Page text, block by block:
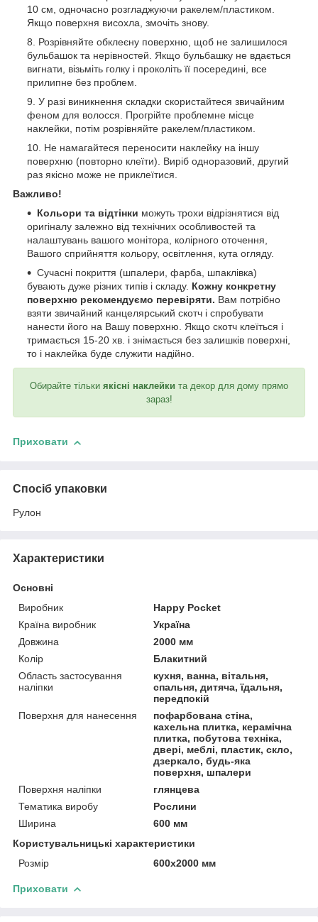
10 см, одночасно розгладжуючи ракелем/пластиком.
Якщо поверхня висохла, змочіть знову.
Розрівняйте обклеєну поверхню, щоб не залишилося
бульбашок та нерівностей. Якщо бульбашку не вдається
вигнати, візьміть голку і проколіть її посередині, все
прилипне без проблем.
У разі виникнення складки скористайтеся звичайним
феном для волосся. Прогрійте проблемне місце
наклейки, потім розрівняйте ракелем/пластиком.
Не намагайтеся переносити наклейку на іншу
поверхню (повторно клеїти). Виріб одноразовий, другий
раз якісно може не приклеїтися.
Важливо!
Кольори та відтінки можуть трохи відрізнятися від
оригіналу залежно від технічних особливостей та
налаштувань вашого монітора, колірного оточення,
Вашого сприйняття кольору, освітлення, кута огляду.
Сучасні покриття (шпалери, фарба, шпаклівка)
бувають дуже різних типів і складу. Кожну конкретну
поверхню рекомендуємо перевіряти. Вам потрібно
взяти звичайний канцелярський скотч і спробувати
нанести його на Вашу поверхню. Якщо скотч клеїться і
тримається 15-20 хв. і знімається без залишків поверхні,
то і наклейка буде служити надійно.
Обирайте тільки якісні наклейки та декор для дому прямо
зараз!
Приховати
Спосіб упаковки
Рулон
Характеристики
Основні
Виробник
Happy Pocket
Країна виробник
Україна
Довжина
2000 мм
Колір
Блакитний
Область застосування
наліпки
кухня, ванна, вітальня,
спальня, дитяча, їдальня,
передпокій
Поверхня для нанесення
пофарбована стіна,
кахельна плитка, керамічна
плитка, побутова техніка,
двері, меблі, пластик, скло,
дзеркало, будь-яка
поверхня, шпалери
Поверхня наліпки
глянцева
Тематика виробу
Рослини
Ширина
600 мм
Користувальницькі характеристики
Розмір
600х2000 мм
Приховати